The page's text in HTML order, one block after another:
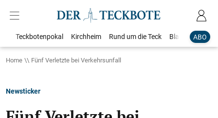
ABO
Teckbotenpokal Kirchheim Rund um die Teck Blaulicht
Home Fünf Verletzte bei Verkehrsunfall
Newsticker